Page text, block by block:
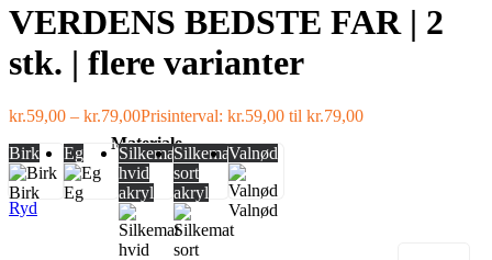
VERDENS BEDSTE FAR | 2
stk. | flere varianter
kr.59,00 – kr.79,00Prisinterval: kr.59,00 til kr.79,00
Materiale
Birk
Birk
Eg
Eg
Silkemat
hvid
akryl
Silkemat
sort
akryl
Valnød
Valnød
Ryd